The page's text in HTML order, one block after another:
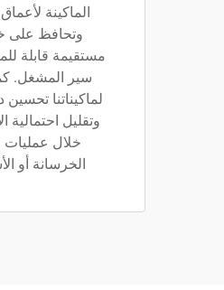
الماكينة
وتحافظ
مستقيمة قابلة
سير المشغل.
لماكيناتنا
وتقليل احتمالية
خلال
الخرسانة أو